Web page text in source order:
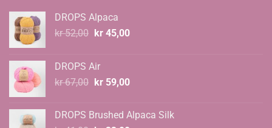
DROPS Alpaca
kr52,00 Opprinnelig
kr 52,00.
kr45,00Nåværende
DROPS Air
kr67,00 Opprinnelig
kr 67,00.
kr59,00Nåværende
kr 59,00.
DROPS Brushed Alpaca Silk